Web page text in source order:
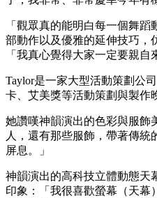
「觀眾真的能明白每一個舞
部動作以及優雅的延伸技巧，
「我真心覺得大家一定要親自
Taylor是一家大型活動策劃公
卡、艾美獎等活動策劃與製作
她讚嘆神韻演出的色彩與服飾
人，還有那些服飾，帶著傳統
屏息。」
神韻演出的高科技立體動態天
印象：「我很喜歡螢幕（天幕